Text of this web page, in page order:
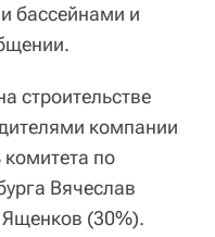
бассейнами и
строительстве
компании
комитета по
Вячеслав
(30%).